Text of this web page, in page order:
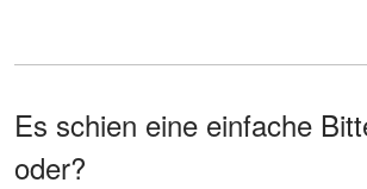
Es schien eine einfache
oder?